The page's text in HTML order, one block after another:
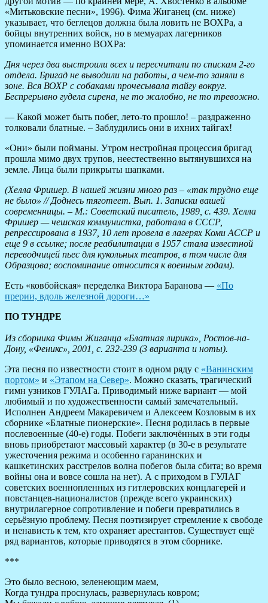
«Митьковские песни», 1996). Фима Жиганец (см. ниже)
указывает, что беглецов должна была ловить не ВОХРа, а
бойцы внутренних войск, но в мемуарах лагерников
упоминается именно ВОХРа:
Дня через два выстроили всех и пересчитали по спискам 2-го
отдела. Бригад не выводили на работы, а чем-то заняли в
зоне. Вся ВОХР с собаками прочесывала тайгу вокруг.
Беспрерывно гудела сирена, не то жалобно, не то тревожно.
— Какой может быть побег, лето-то прошло! – раздраженно
толковали блатные. – Заблудились они в ихних тайгах!
«Они» были пойманы. Утром нестройная процессия бригад
прошла мимо двух трупов, неестественно вытянувшихся на
земле. Лица были прикрыты шапками.
(Хелла Фришер. В нашей жизни много раз – «так трудно еще
не было» // Доднесь тяготеет. Вып. 1. Записки вашей
современницы. – М.: Советский писатель, 1989, с. 439. Хелла
Фришер — чешская коммунистка, работала в СССР,
репрессирована в 1937, 10 лет провела в лагерях Коми АССР и
еще 9 в ссылке; после реабилитации в 1957 стала известной
переводчицей пьес для кукольных театров, в том числе для
Образцова; воспоминание относится к военным годам).
Есть «ковбойская» переделка Виктора Баранова — «По
прерии, вдоль железной дороги…»
ПО ТУНДРЕ
Из сборника Фимы Жиганца «Блатная лирика», Ростов-на-
Дону, «Феникс», 2001, с. 232-239 (3 варианта и ноты).
Эта песня по известности стоит в одном ряду с «Ванинским
портом» и «Этапом на Север». Можно сказать, трагический
гимн узников ГУЛАГа. Приводимый ниже вариант — мой
любимый и по художественности самый замечательный.
Исполнен Андреем Макаревичем и Алексеем Козловым в их
сборнике «Блатные пионерские». Песня родилась в первые
послевоенные (40-е) годы. Побеги заключённых в эти годы
вновь приобретают массовый характер (в 30-е в результате
ужесточения режима и особенно гаранинских и
кашкетинских расстрелов волна побегов была сбита; во время
войны она и вовсе сошла на нет). А с приходом в ГУЛАГ
советских военнопленных из гитлеровских концлагерей и
повстанцев-националистов (прежде всего украинских)
внутрилагерное сопротивление и побеги превратились в
серьёзную проблему. Песня поэтизирует стремление к свободе
и ненависть к тем, кто охраняет арестантов. Существует ещё
ряд вариантов, которые приводятся в этом сборнике.
***
Это было весною, зеленеющим маем,
Когда тундра проснулась, развернулась ковром;